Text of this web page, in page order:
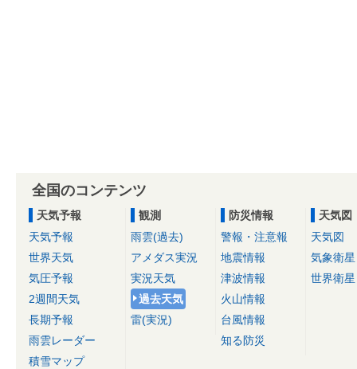
全国のコンテンツ
天気予報
天気予報
世界天気
気圧予報
2週間天気
長期予報
雨雲レーダー
積雪マップ
観測
雨雲(過去)
アメダス実況
実況天気
過去天気
雷(実況)
防災情報
警報・注意報
地震情報
津波情報
火山情報
台風情報
知る防災
天気図
天気図
気象衛星
世界衛星